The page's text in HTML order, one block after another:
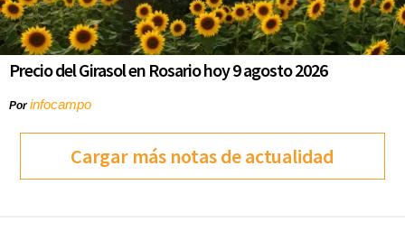
Precio del Girasol en Rosario hoy 9 agosto 2026
Porinfocampo
Cargar más notas de actualidad